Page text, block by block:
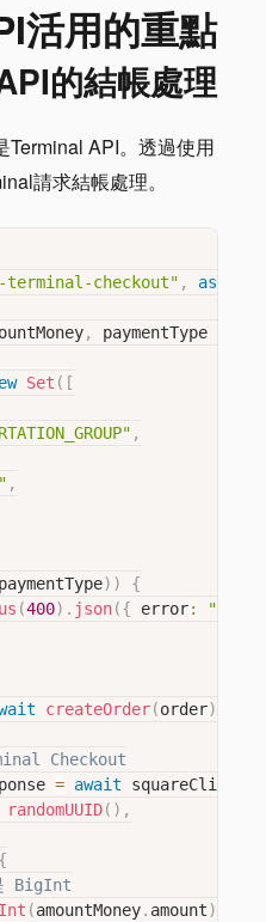
活用的重點
的結帳處理
API。透過使用
請求結帳處理。
checkout" , async
, paymentType
Set ( [
,
,
paymentType) )
{
(400) . json({ error:
"指定
createOrder(order)
Checkout
= await squareClient
randomUUID( ) ,
{
BigInt
(amountMoney. amount)